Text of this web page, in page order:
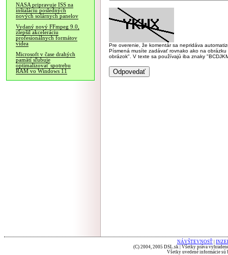
NASA pripravuje ISS na
inštaláciu posledných
nových solárnych panelov
Vydaný nový FFmpeg 9.0,
zlepšil akceleráciu
profesionálnych formátov
videa
Microsoft v čase drahých
pamätí sľubuje
optimalizovať spotrebu
RAM vo Windows 11
Pre overenie, že komentár sa nepridáva
Písmená musíte zadávať rovnako ako na
obrázok". V texte sa používajú iba znaky
NÁVŠTEVNOSŤ
(C) 2004, 2005 DSL.sk | Všetky práva
Všetky uvedené informácie sú